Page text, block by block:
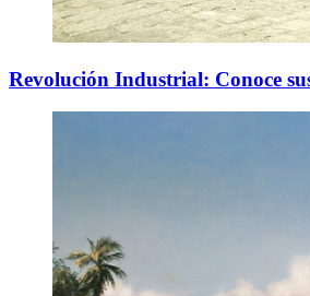
Revolución Industrial: Conoce